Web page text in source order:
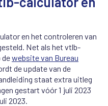
en het controleren van
Net als het vtlb-
dewebsite van Bureau
de update van de
staat extra uitleg
gestart vóór 1 juli 2023
2023.